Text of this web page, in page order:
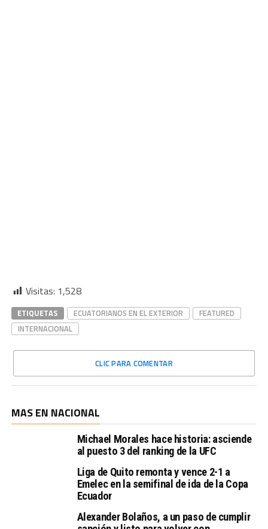
Visitas: 1,528
ETIQUETAS ECUATORIANOS EN EL EXTERIOR
FEATURED
INTERNACIONAL
CLIC PARA COMENTAR
MAS EN NACIONAL
Michael Morales hace historia: asciende
al puesto 3 del ranking de la UFC
Liga de Quito remonta y vence 2-1 a
Emelec en la semifinal de ida de la Copa
Ecuador
Alexander Bolaños, a un paso de cumplir